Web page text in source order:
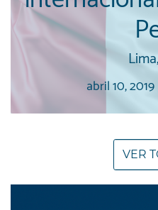
abril 10, 2019
VER